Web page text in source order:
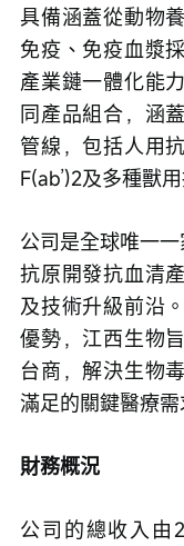
具備涵蓋從動物
免疫、免疫血漿
產業鏈一體化能
同產品組合，涵
管線，包括人用
F(ab’)2及多種獸
公司是全球唯一
抗原開發抗血清
及技術升級前沿
優勢，江西生物
台商，解決生物
滿足的關鍵醫療需
財務概況
公司的總收入由